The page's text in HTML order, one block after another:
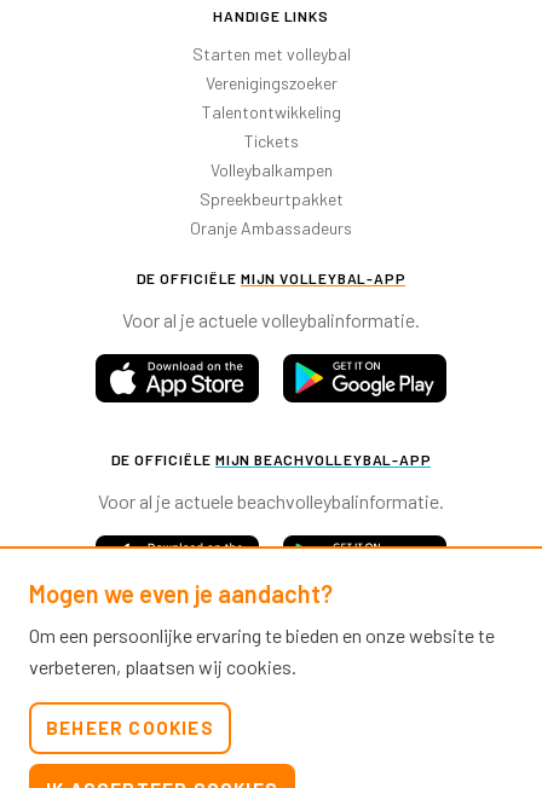
HANDIGE LINKS
Starten met volleybal
Verenigingszoeker
Talentontwikkeling
Tickets
Volleybalkampen
Spreekbeurtpakket
Oranje Ambassadeurs
DE OFFICIËLE MIJN VOLLEYBAL-APP
Voor al je actuele volleybalinformatie.
DE OFFICIËLE MIJN BEACHVOLLEYBAL-APP
Voor al je actuele beachvolleybalinformatie.
Mogen we even je aandacht?
Om een persoonlijke ervaring te bieden en onze website te
verbeteren, plaatsen wij cookies.
BEHEER COOKIES